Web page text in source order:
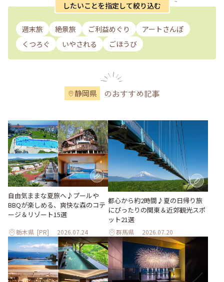
したいことを指定して絞り込む
週末旅 絶景旅 ご利益めぐり
アートさんぽ
くつろぐ
いやされる ごほうび
静岡県 のおすすめ記事
自由気ままな夏旅へ♪プールや
BBQが楽しめる、爽快な森のコテ
ージ＆リゾート15選
栃木県 [PR] 2026.07.24
都心から約2時間♪夏の日帰り旅
にぴったりの関東＆近郊観光スポ
ット21選
群馬県 2026.07.20